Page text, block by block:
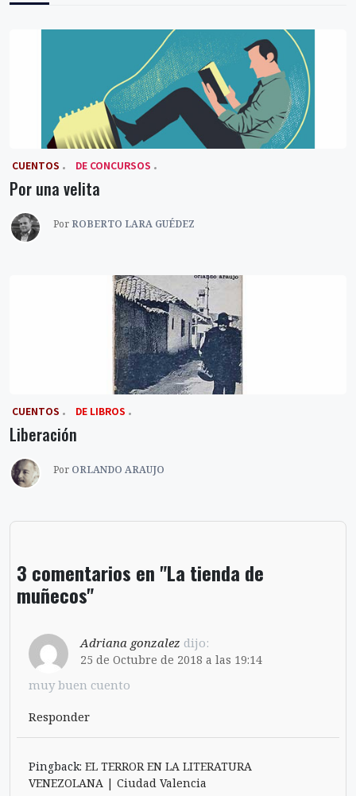
‎ CUENTOS DE CONCURSOS
Por una velita
Por ROBERTO LARA GUÉDEZ
‎ CUENTOS DE LIBROS
Liberación
Por ORLANDO ARAUJO
3 comentarios en "La tienda de
muñecos"
Adriana gonzalez dijo:
25 de Octubre de 2018 a las 19:14
muy buen cuento
Responder
Pingback: EL TERROR EN LA LITERATURA
VENEZOLANA | Ciudad Valencia